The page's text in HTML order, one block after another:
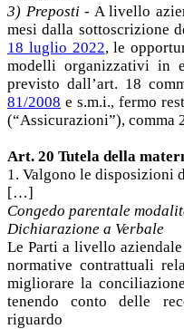
3) Preposti- A livello
mesi dalla sottoscrizione
18 luglio 2022, le
modelli organizzativi in
previsto dall’art. 18
81/2008 e s.m.i., fermo
(“Assicurazioni”), comma
Art. 20 Tutela della
1. Valgono le disposizioni
[…]
Congedo parentale
Dichiarazione a Verbale
Le Parti a livello
normative contrattuali
migliorare la
tenendo conto delle
riguardo